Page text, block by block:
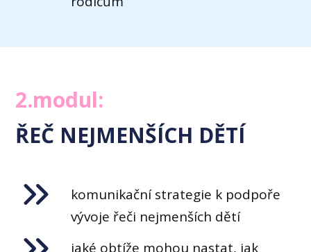
2.modul:
ŘEČ NEJMENŠÍCH DĚTÍ
komunikační strategie k podpoře
vývoje řeči nejmenších dětí
jaké obtíže mohou nastat, jak